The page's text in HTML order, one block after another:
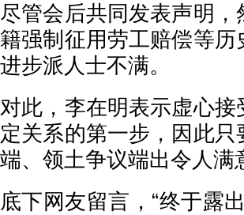
尽管会后共同发表声明
籍强制征用劳工赔偿等
进步派人士不满。
对此，李在明表示虚心
定关系的第一步，因此
端、领土争议端出令人满
底下网友留言，“终于露